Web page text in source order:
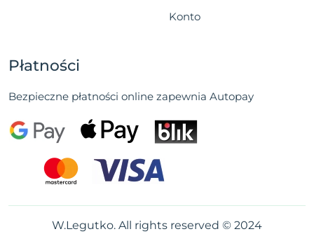
Konto
Płatności
Bezpieczne płatności online zapewnia Autopay
W.Legutko. All rights reserved © 2024